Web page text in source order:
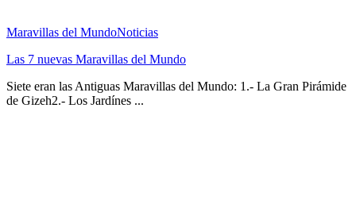
Maravillas del MundoNoticias
Las 7 nuevas Maravillas del Mundo
Siete eran las Antiguas Maravillas del Mundo: 1.- La Gran Pirámide
de Gizeh2.- Los Jardínes ...